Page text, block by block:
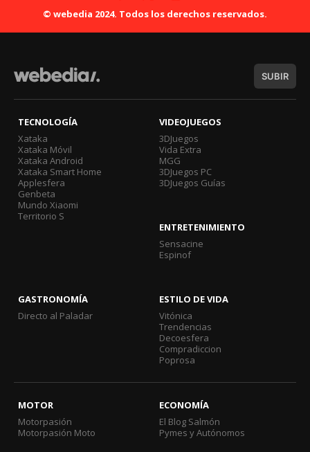
© webedia 2024. Todos los derechos reservados.
SUBIR
TECNOLOGÍA
Xataka
Xataka Móvil
Xataka Android
Xataka Smart Home
Applesfera
Genbeta
Mundo Xiaomi
Territorio S
VIDEOJUEGOS
3DJuegos
Vida Extra
MGG
3DJuegos PC
3DJuegos Guías
ENTRETENIMIENTO
Sensacine
Espinof
GASTRONOMÍA
Directo al Paladar
ESTILO DE VIDA
Vitónica
Trendencias
Decoesfera
Compradiccion
Poprosa
MOTOR
Motorpasión
Motorpasión Moto
ECONOMÍA
El Blog Salmón
Pymes y Autónomos